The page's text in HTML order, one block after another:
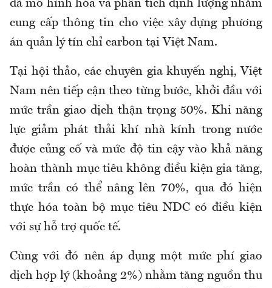
đã mô hình hóa và phân tích định lượng nhằm
cung cấp thông tin cho việc xây dựng phương
án quản lý tín chỉ carbon tại Việt Nam.
Tại hội thảo, các chuyên gia khuyến nghị, Việt
Nam nên tiếp cận theo từng bước, khởi đầu với
mức trần giao dịch thận trọng 50%. Khi năng
lực giảm phát thải khí nhà kính trong nước
được củng cố và mức độ tin cậy vào khả năng
hoàn thành mục tiêu không điều kiện gia tăng,
mức trần có thể nâng lên 70%, qua đó hiện
thực hóa toàn bộ mục tiêu NDC có điều kiện
với sự hỗ trợ quốc tế.
Cùng với đó nên áp dụng một mức phí giao
dịch hợp lý (khoảng 2%) nhằm tăng nguồn thu